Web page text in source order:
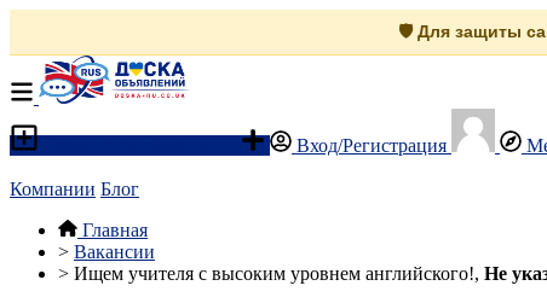
🛡️ Для защиты
Вход/Регистрация
Компании Блог
Главная
> Вакансии
> Ищем учителя с высоким уровнем английского!, Не